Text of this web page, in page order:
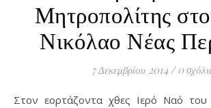
Μητροπολίτης
Νικόλαο Νέας
7 Δεκεμβρίου 2014 / 0
Στον εορτάζοντα χθες Ιερό Ναό του Αγίου Νικολάου